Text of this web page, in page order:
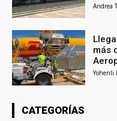
Andrea
más
Yohenli
CATEGORÍAS